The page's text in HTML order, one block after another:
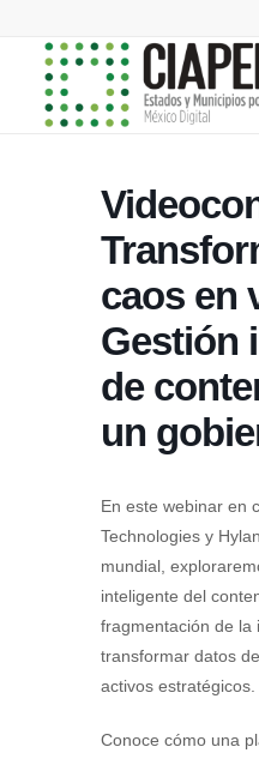
caos en
Gestión
de
un
En este webinar en
Technologies y
mundial,
inteligente del
fragmentación de la
transformar datos
activos estratégicos.
Conoce cómo una